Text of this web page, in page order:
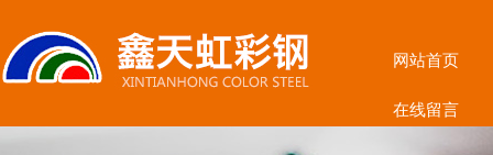
网站首页
在线留言